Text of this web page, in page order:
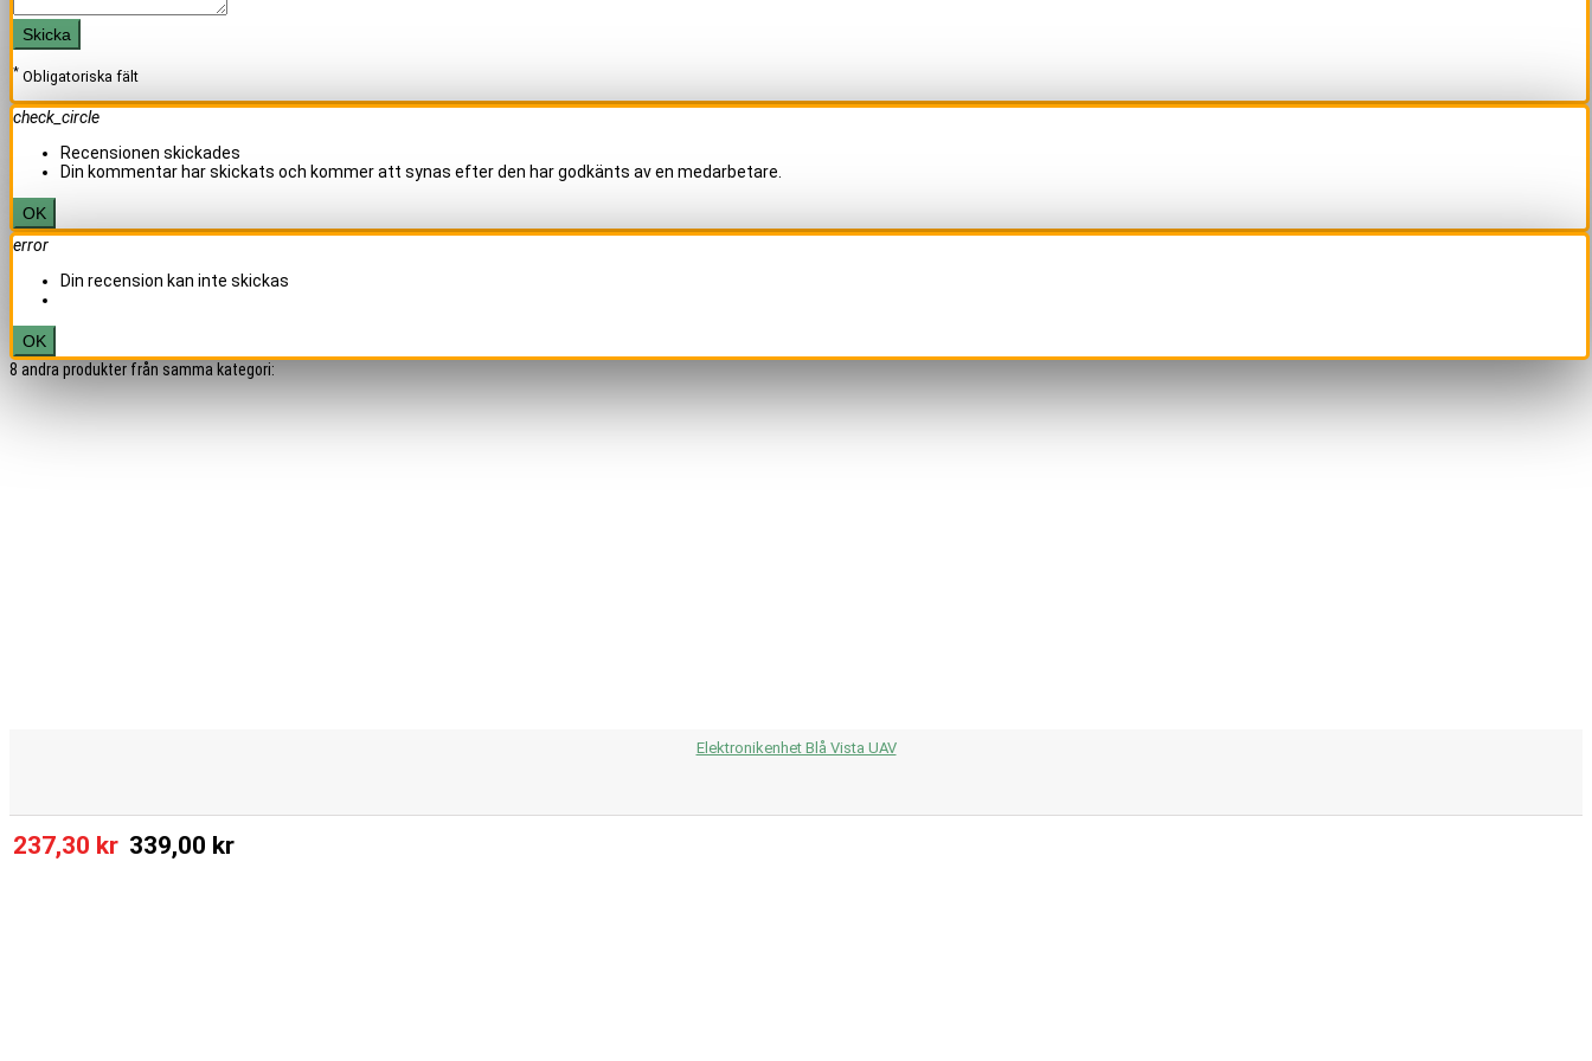
Skicka
* Obligatoriska fält
check_circle
Recensionen skickades
Din kommentar har skickats och kommer att synas efter den har godkänts av en medarbetare.
OK
error
Din recension kan inte skickas
OK
8 andra produkter från samma kategori:
Elektronikenhet Blå Vista UAV
237,30 kr 339,00 kr